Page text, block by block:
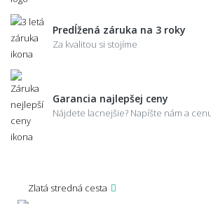
Predĺžená záruka na 3 roky
Za kvalitou si stojíme
Garancia najlepšej ceny
Nájdete lacnejšie? Napíšte nám a
Zlatá stredná cesta